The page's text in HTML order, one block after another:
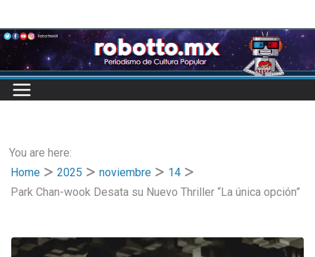
to
content
You are here:
Home
2025 noviembre
14
Park Chan-wook Desata su Nuevo Thriller “La única opción”